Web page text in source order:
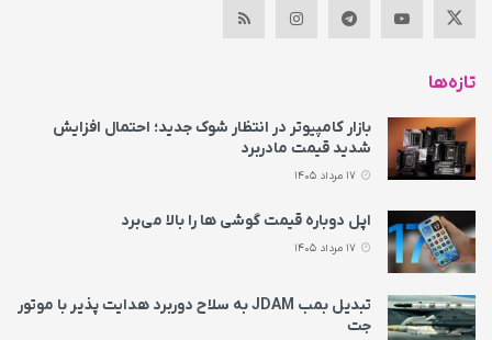
تازه‌ها
بازار کامپیوتر در انتظار شوک جدید؛ احتمال افزایش
شدید قیمت مادربرد
اپل دوباره قیمت‌ گوشی ها را بالا می‌برد
تبدیل بمب JDAM به سلاح دوربرد هدایت پذیر با موتور
جت